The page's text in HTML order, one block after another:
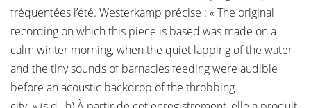
fréquentées l’été. Westerkamp précise : « The original
recording on which this piece is based was made on a
calm winter morning, when the quiet lapping of the water
and the tiny sounds of barnacles feeding were audible
before an acoustic backdrop of the throbbing